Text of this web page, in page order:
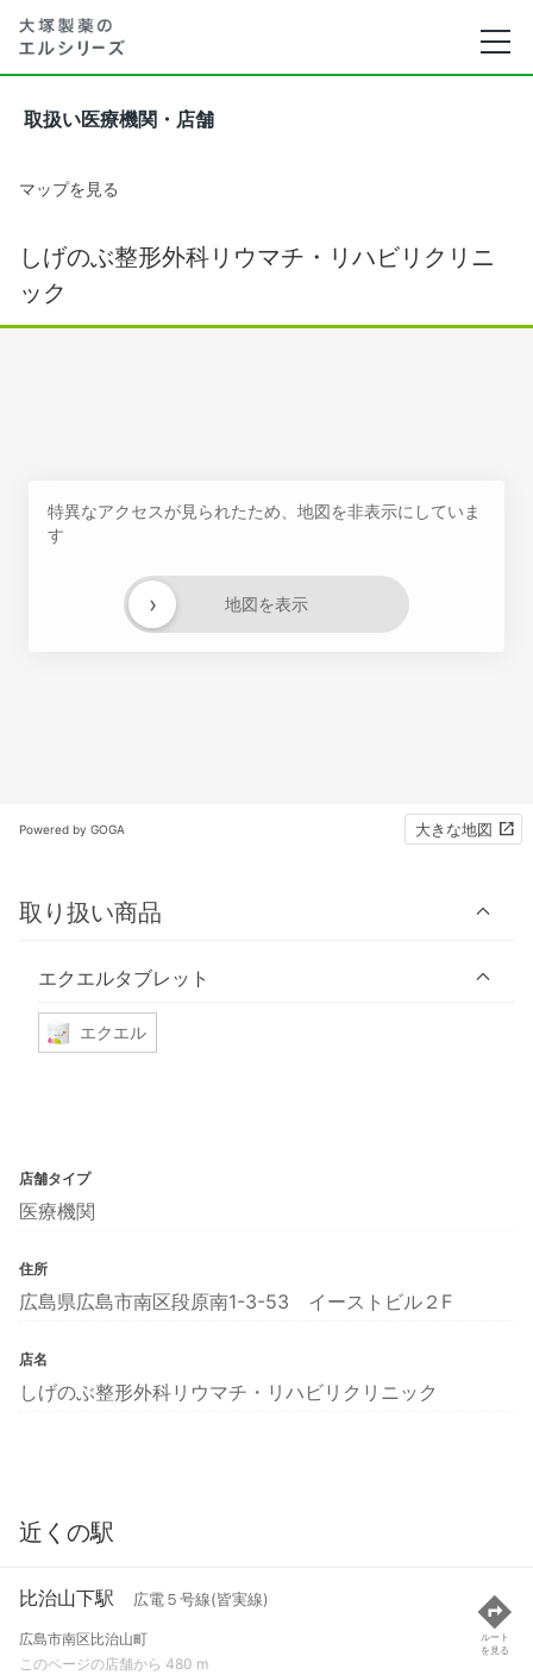
取扱い医療機関・店舗
マップを見る
しげのぶ整形外科リウマチ・リハビリクリニ
ック
特異なアクセスが見られたため、地図を非表示にしていま
す
地図を表示
›
Powered by GOGA 大きな地図
取り扱い商品
エクエルタブレット
エクエル
店舗タイプ
医療機関
住所
広島県広島市南区段原南1-3-53 イーストビル２F
店名
しげのぶ整形外科リウマチ・リハビリクリニック
近くの駅
比治山下駅 広電５号線(皆実線)
広島市南区比治山町
このページの店舗から 480 m
ルート
を見る